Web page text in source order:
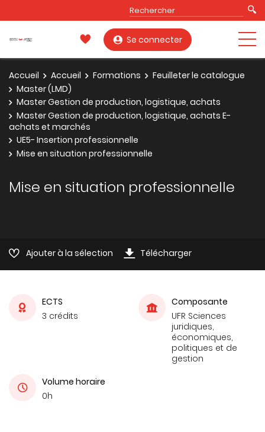
Se connecter
Accueil Accueil Formations
Feuilleter le catalogue
Master (LMD)
Master Gestion de production, logistique, achats
Master Gestion de production, logistique, achats E-
achats et marchés
UE5- Insertion professionnelle
Mise en situation professionnelle
Mise en situation professionnelle
Ajouter à la sélection Télécharger
ECTS
3 crédits
Composante
UFR Sciences
juridiques,
économiques,
politiques et de
gestion
Volume horaire
0h